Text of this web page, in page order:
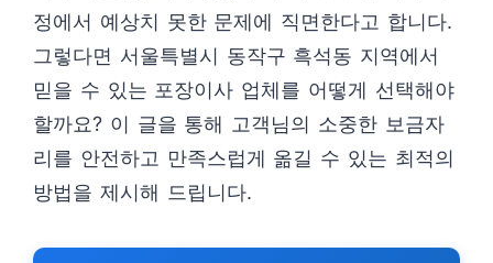
정에서 예상치 못한 문제에 직면한다고 합니다.
그렇다면 서울특별시 동작구 흑석동 지역에서
믿을 수 있는 포장이사 업체를 어떻게 선택해야
할까요? 이 글을 통해 고객님의 소중한 보금자
리를 안전하고 만족스럽게 옮길 수 있는 최적의
방법을 제시해 드립니다.